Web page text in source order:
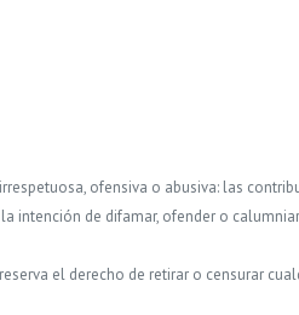
ofensiva o abusiva: las
intención de difamar, ofender o
el derecho de retirar o censurar